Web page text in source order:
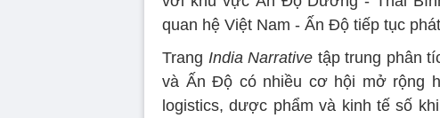
quan hệ Việt Nam - Ấn Độ tiếp tục
Trang India Narrative tập trung phân
và Ấn Độ có nhiều cơ hội mở rộng
logistics, dược phẩm và kinh tế số